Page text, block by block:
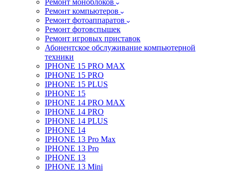
Ремонт моноблоков
Ремонт компьютеров
Ремонт фотоаппаратов
Ремонт фотовспышек
Ремонт игровых приставок
Абонентское обслуживание компьютерной
техники
IPHONE 15 PRO MAX
IPHONE 15 PRO
IPHONE 15 PLUS
IPHONE 15
IPHONE 14 PRO MAX
IPHONE 14 PRO
IPHONE 14 PLUS
IPHONE 14
IPHONE 13 Pro Max
IPHONE 13 Pro
IPHONE 13
IPHONE 13 Mini